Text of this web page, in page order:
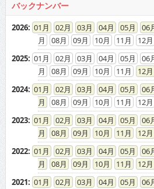
バックナンバー
2026: 01 02 03 04 05 06
08
09 10 11
12
2025: 01 02 03 04 05 06
08
09 10 11
12
2024: 01 02 03 04 05 06
08
09 10 11
12
2023: 01 02 03 04 05 06
08
09 10 11
12
2022: 01 02 03 04 05 06
08
09 10 11
12
2021: 01 02 03 04 05 06